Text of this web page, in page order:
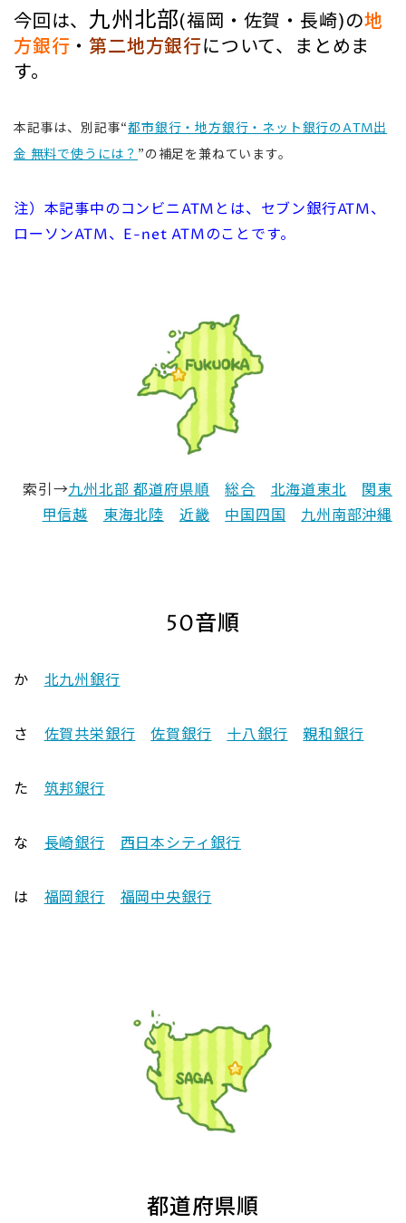
今回は、九州北部(福岡・佐賀・長崎)の地
方銀行 ・第二地方銀行について、まとめま
す。
本記事は、別記事“都市銀行・地方銀行・ネット銀行のATM出
金 無料で使うには？ ”の補足を兼ねています。
注）本記事中のコンビニATMとは、セブン銀行ATM、
ローソンATM、E-net ATMのことです。
索引→九州北部 都道府県順 総合 北海道東北
関東
甲信越
東海北陸 近畿 中国四国 九州南部沖縄
50音順
か 北九州銀行
さ 佐賀共栄銀行 佐賀銀行 十八銀行 親和銀行
た 筑邦銀行
な 長崎銀行 西日本シティ銀行
は 福岡銀行 福岡中央銀行
都道府県順